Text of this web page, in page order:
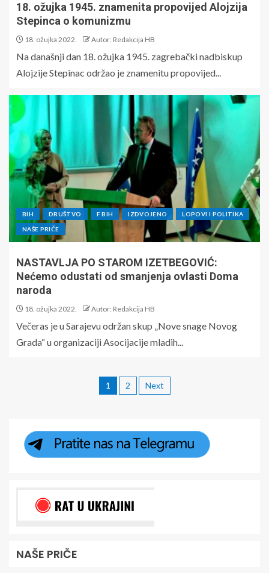
18. ožujka 1945. znamenita propovijed Alojzija
Stepinca o komunizmu
18. ožujka 2022. Autor: Redakcija HB
Na današnji dan 18. ožujka 1945. zagrebački nadbiskup
Alojzije Stepinac održao je znamenitu propovijed...
BIH DRUŠTVO F BIH IZDVOJENO LOPOVI I POLITIKA
NAŠE PRIČE
NASTAVLJA PO STAROM IZETBEGOVIĆ:
Nećemo odustati od smanjenja ovlasti Doma
naroda
18. ožujka 2022. Autor: Redakcija HB
Večeras je u Sarajevu održan skup „Nove snage Novog
Grada“ u organizaciji Asocijacije mladih...
1 2 Next
NAŠE PRIČE